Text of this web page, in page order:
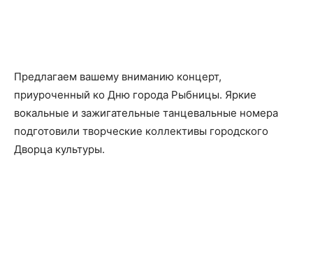
Предлагаем вашему вниманию концерт,
приуроченный ко Дню города Рыбницы. Яркие
вокальные и зажигательные танцевальные номера
подготовили творческие коллективы городского
Дворца культуры.